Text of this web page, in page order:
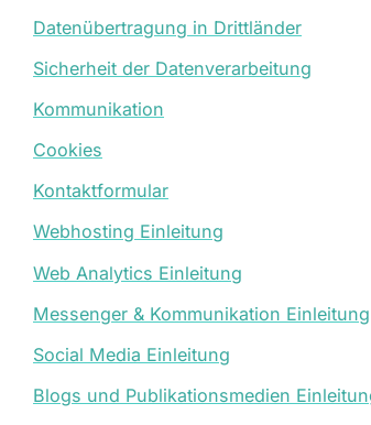
Datenübertragung in Drittländer
Sicherheit der Datenverarbeitung
Kommunikation
Cookies
Kontaktformular
Webhosting Einleitung
Web Analytics Einleitung
Messenger & Kommunikation Einleitung
Social Media Einleitung
Blogs und Publikationsmedien